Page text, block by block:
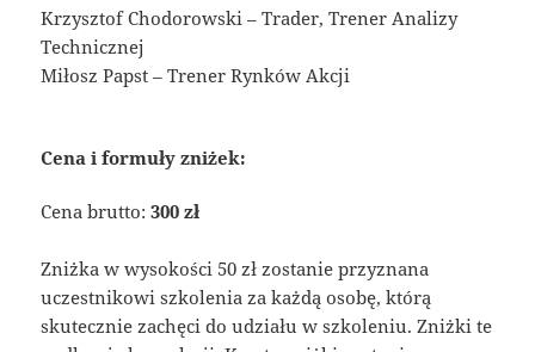
Krzysztof Chodorowski – Trader, Trener Analizy
Technicznej
Miłosz Papst – Trener Rynków Akcji
Cena i formuły zniżek:
Cena brutto:300 zł
Zniżka w wysokości 50 zł zostanie przyznana
uczestnikowi szkolenia za każdą osobę, którą
skutecznie zachęci do udziału w szkoleniu. Zniżki te